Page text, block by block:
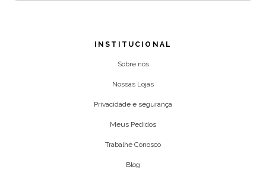
INSTITUCIONAL
Sobre nós
Nossas Lojas
Privacidade e segurança
Meus Pedidos
Trabalhe Conosco
Blog